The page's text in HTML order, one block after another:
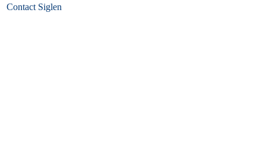
Contact Siglen